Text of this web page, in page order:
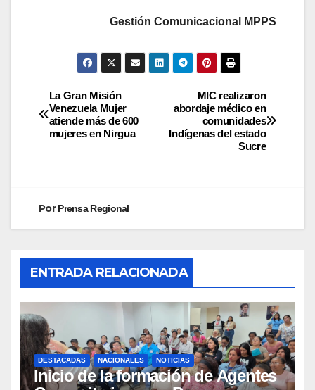
Gestión Comunicacional MPPS
MIC realizaron
abordaje médico en
comunidades
Indígenas del estado
Sucre
La Gran Misión
Venezuela Mujer
atiende más de 600
mujeres en Nirgua
PorPrensa Regional
ENTRADA RELACIONADA
DESTACADAS NACIONALES NOTICIAS
Inicio de la formación de Agentes